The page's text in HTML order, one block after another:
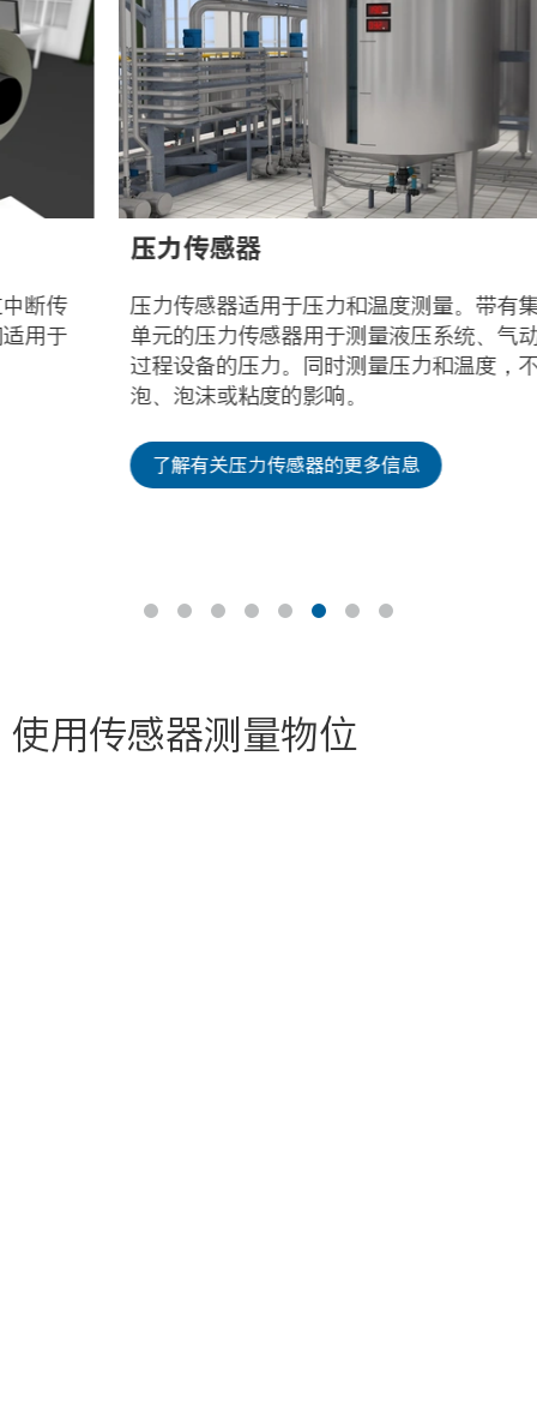
压力传感器
压力传感器适用于压力和温度测量。带有集成分析
单元的压力传感器用于测量液压系统、气动系统和
过程设备的压力。同时测量压力和温度，不受气
泡、泡沫或粘度的影响。
了解有关压力传感器的更多信息
使用传感器测量物位